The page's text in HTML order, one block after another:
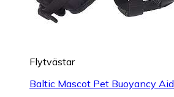
Flytvästar
Baltic Mascot Pet Buoyancy Aid